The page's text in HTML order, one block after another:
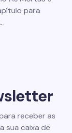
para
receber as
sua caixa de